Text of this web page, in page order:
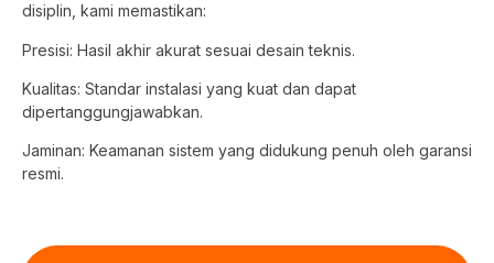
disiplin, kami memastikan:
Presisi: Hasil akhir akurat sesuai desain teknis.
Kualitas: Standar instalasi yang kuat dan dapat
dipertanggungjawabkan.
Jaminan: Keamanan sistem yang didukung penuh oleh garansi
resmi.